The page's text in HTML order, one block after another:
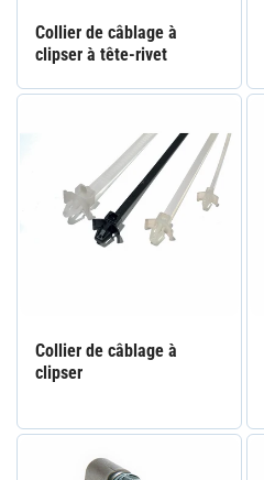
Collier de câblage à
clipser à tête-rivet
Collier de câblage à
clipser